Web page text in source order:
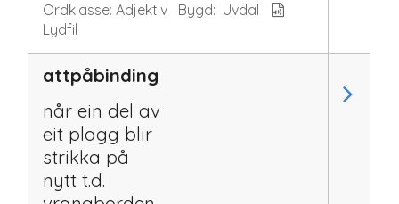
Ordklasse: Adjektiv Bygd: Uvdal
Lydfil
attpåbinding
når ein del av
eit plagg blir
strikka på
nytt t.d.